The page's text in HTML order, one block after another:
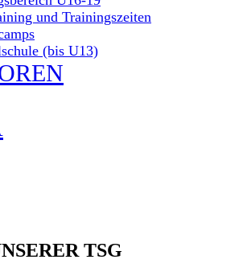
und Trainingszeiten
(bis U13)
TSG